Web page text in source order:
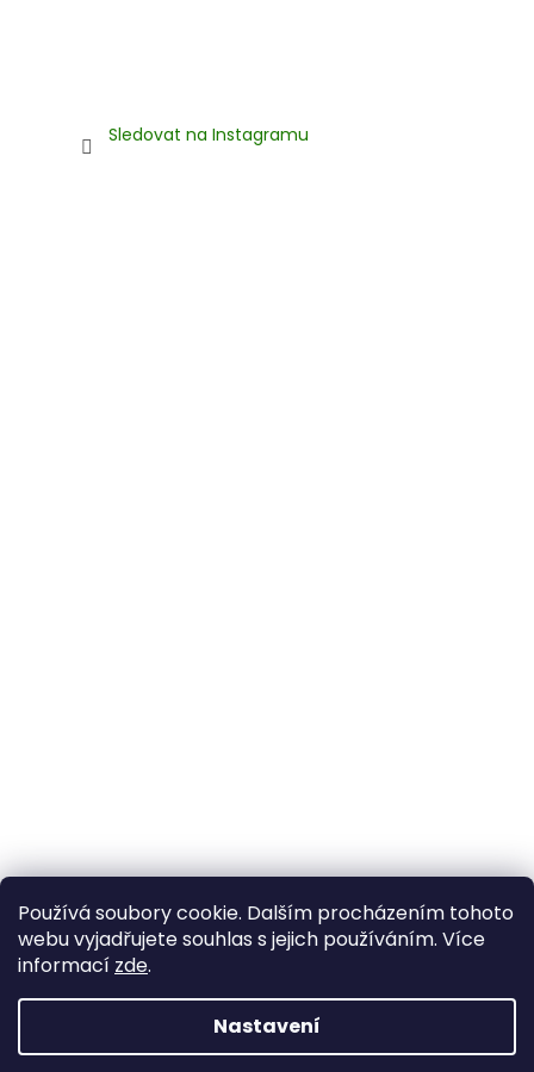
Používá soubory cookie. Dalším procházením tohoto
webu vyjadřujete souhlas s jejich používáním. Více
informací zde.
Nastavení
Sledovat na Instagramu
Vytvořil Shoptet